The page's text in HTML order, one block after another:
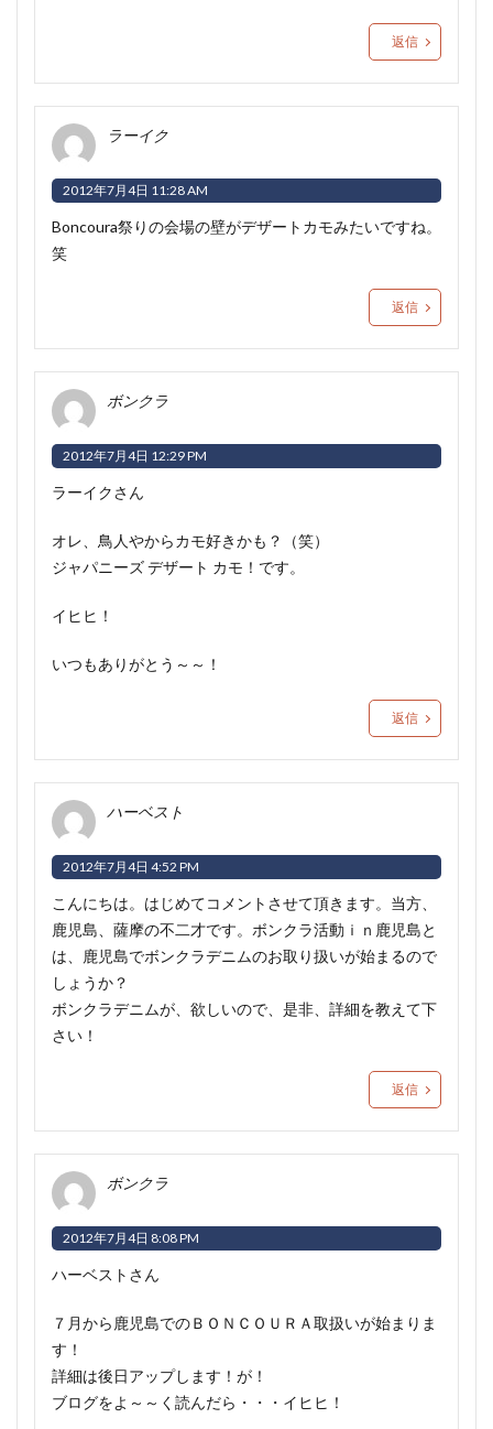
返信
ラーイク
2012年7月4日 11:28 AM
Boncoura祭りの会場の壁がデザートカモみたいですね。
笑
返信
ボンクラ
2012年7月4日 12:29 PM
ラーイクさん
オレ、鳥人やからカモ好きかも？（笑）
ジャパニーズ デザート カモ！です。
イヒヒ！
いつもありがとう～～！
返信
ハーベスト
2012年7月4日 4:52 PM
こんにちは。はじめてコメントさせて頂きます。当方、
鹿児島、薩摩の不二才です。ボンクラ活動ｉｎ鹿児島と
は、鹿児島でボンクラデニムのお取り扱いが始まるので
しょうか？
ボンクラデニムが、欲しいので、是非、詳細を教えて下
さい！
返信
ボンクラ
2012年7月4日 8:08 PM
ハーベストさん
７月から鹿児島でのＢＯＮＣＯＵＲＡ取扱いが始まりま
す！
詳細は後日アップします！が！
ブログをよ～～く読んだら・・・イヒヒ！